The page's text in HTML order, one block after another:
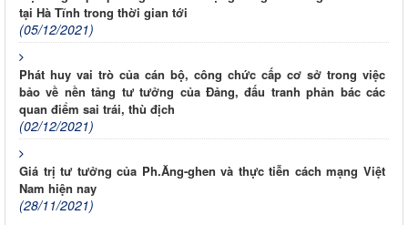
tại Hà Tĩnh trong thời gian tới
(05/12/2021)
Phát huy vai trò của cán bộ, công chức cấp cơ sở trong việc
bảo về nền tảng tư tưởng của Đảng, đấu tranh phản bác các
quan điểm sai trái, thù địch
(02/12/2021)
Giá trị tư tưởng của Ph.Ăng-ghen và thực tiễn cách mạng Việt
Nam hiện nay
(28/11/2021)